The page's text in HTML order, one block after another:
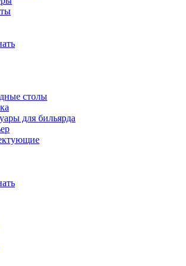
столы
для бильярда